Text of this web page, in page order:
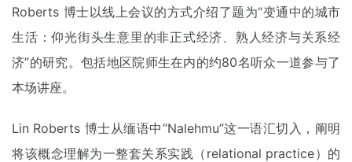
Roberts 博士以线上会议的方式介绍了题为“变通中的城市
生活：仰光街头生意里的非正式经济、熟人经济与关系经
济”的研究。包括地区院师生在内的约80名听众一道参与了
本场讲座。
Lin Roberts 博士从缅语中“Nalehmu”这一语汇切入，阐明
将该概念理解为一整套关系实践（relational practice）的